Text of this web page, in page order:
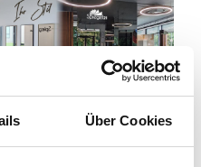
Über Cookies